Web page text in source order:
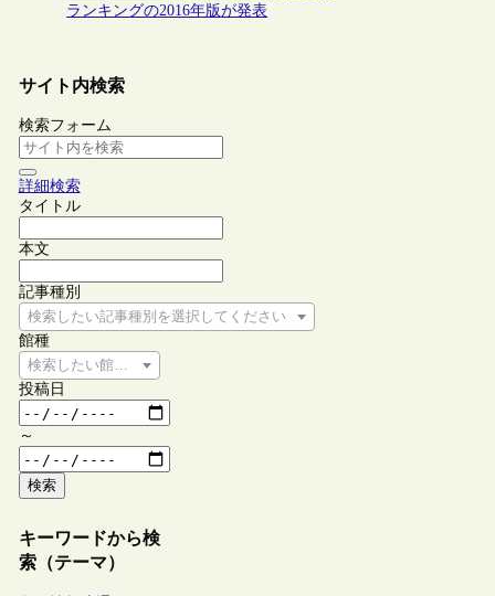
ランキングの2016年版が発表
サイト内検索
検索フォーム
詳細検索
タイトル
本文
記事種別
検索したい記事種別を選択してください
館種
検索したい館種を選択してください
投稿日
～
検索
キーワードから検
索（テーマ）